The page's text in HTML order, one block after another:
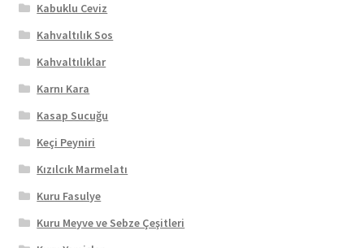
Kabuklu Ceviz
Kahvaltılık Sos
Kahvaltılıklar
Karnı Kara
Kasap Sucuğu
Keçi Peyniri
Kızılcık Marmelatı
Kuru Fasulye
Kuru Meyve ve Sebze Çeşitleri